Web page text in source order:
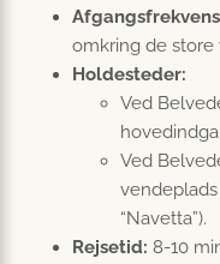
omkring de store
Holdesteder:
Ved
Ved
“Navetta”).
Rejsetid: 8-10